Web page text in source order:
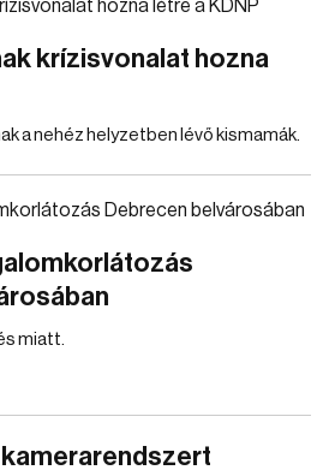
krízisvonalat hozna
a nehéz helyzetben lévő kismamák.
miatt.